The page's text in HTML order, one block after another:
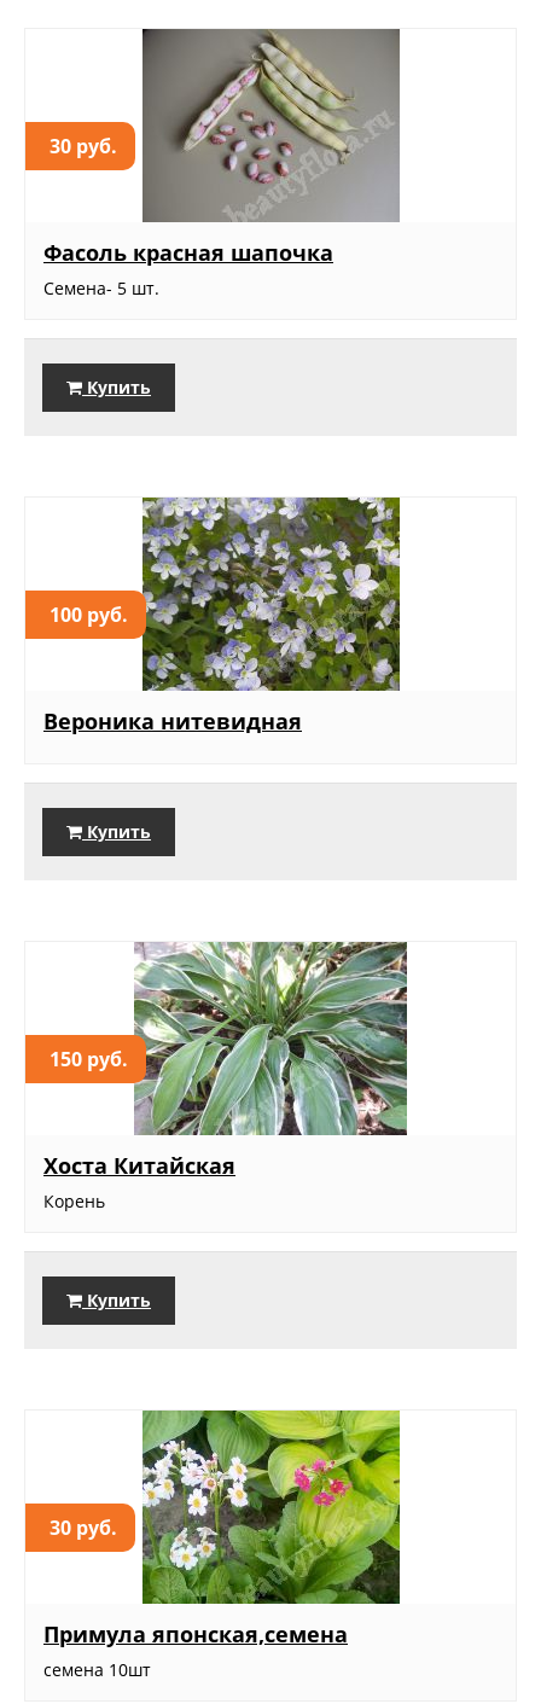
30 руб.
Фасоль красная шапочка
Семена- 5 шт.
Купить
100 руб.
Вероника нитевидная
Купить
150 руб.
Хоста Китайская
Корень
Купить
30 руб.
Примула японская,семена
семена 10шт